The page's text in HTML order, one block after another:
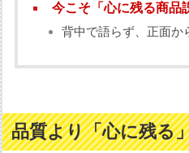
今こそ「心に残る商品
背中で語らず、正面か
品質より「心に残る